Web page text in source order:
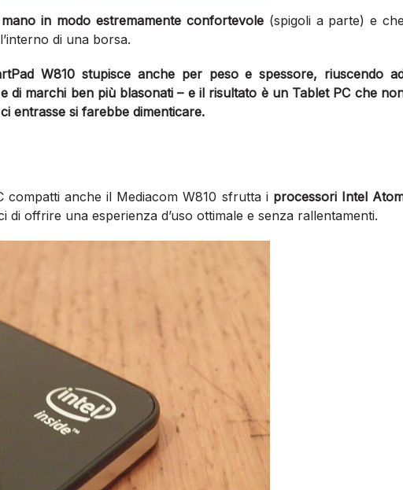
in modo estremamente confortevole(spigoli a parte) e
di una borsa.
W810 stupisce anche per peso e spessore, riuscendo
di marchi ben più blasonati – e il risultato è un Tablet PC che
entrasse si farebbe dimenticare.
compatti anche il Mediacom W810 sfrutta i processori Intel
di offrire una esperienza d’uso ottimale e senza rallentamenti.